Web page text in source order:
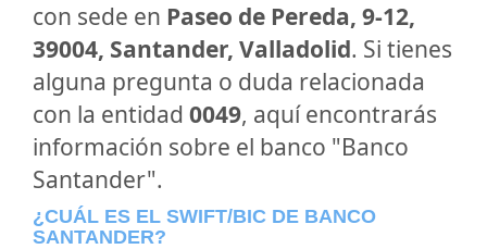
con sede en Paseo de Pereda, 9-12,
39004, Santander, Valladolid. Si tienes
alguna pregunta o duda relacionada
con la entidad 0049, aquí encontrarás
información sobre el banco "Banco
Santander".
¿CUÁL ES EL SWIFT/BIC DE BANCO
SANTANDER?